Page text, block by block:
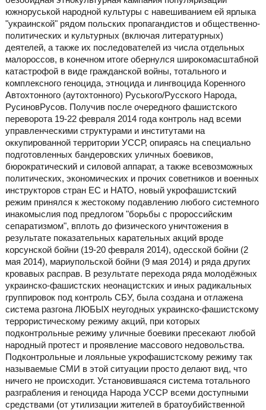
южноруськой народной культуры с навешиванием ей ярлыка
"украинской" рядом польских пропагандистов и общественно-
политических и культурных (включая литературных)
деятелей, а также их последователей из числа отдельных
малороссов, в конечном итоге обернулся широкомасштабной
катастрофой в виде гражданской войны, тотального и
комплексного геноцида, этноцида и лингвоцида Коренного
Автохтонного (аутохтонного) Руського/Русского Народа,
РусиновРусов. Получив после очередного фашистского
переворота 19-22 февраля 2014 года контроль над всеми
управленческими структурами и институтами на
оккупированной территории УССР, опираясь на специально
подготовленных бандеровских уличных боевиков,
бюрократический и силовой аппарат, а также всевозможных
политических, экономических и прочих советников и военных
инструкторов стран ЕС и НАТО, новый укрофашистский
режим принялся к жестокому подавлению любого системного
инакомыслия под предлогом "борьбы с пророссийским
сепаратизмом", вплоть до физического уничтожения в
результате показательных карательных акций вроде
корсунской бойни (19-20 февраля 2014), одесской бойни (2
мая 2014), мариупольской бойни (9 мая 2014) и ряда других
кровавых расправ. В результате перехода ряда молодёжных
украинско-фашистских неонацистских и иных радикальных
группировок под контроль СБУ, была создана и отлажена
система разгона ЛЮБЫХ неугодных украинско-фашистскому
террористическому режиму акций, при которых
подконтрольные режиму уличные боевики пресекают любой
народный протест и проявление массового недовольства.
Подконтрольные и лояльные укрофашистскому режиму так
называемые СМИ в этой ситуации просто делают вид, что
ничего не происходит. Установившаяся система тотального
разграбления и геноцида Народа УССР всеми доступными
средствами (от утилизации жителей в братоубийственной